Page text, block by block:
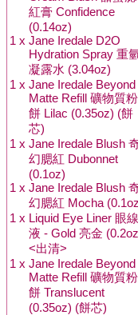
紅膏 Confidence
(0.14oz)
1 x Jane Iredale D2O
Hydration Spray 重
凝露水 (3.04oz)
1 x Jane Iredale Beyond
Matte Refill 礦物質粉
餅 Lilac (0.35oz) (餅
芯)
1 x Jane Iredale Blush
幻腮紅 Dubonnet
(0.1oz)
1 x Jane Iredale Blush
幻腮紅 Mocha
1 x Liquid Eye Liner 眼線
液 - Gold 亮金
<出清>
1 x Jane Iredale Beyond
Matte Refill 礦物質粉
餅 Translucent
(0.35oz) (餅芯)